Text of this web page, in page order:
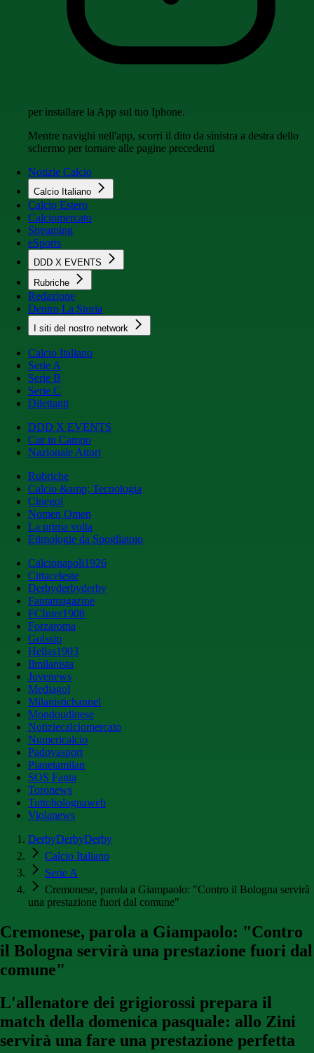
per installare la App sul tuo Iphone.
Mentre navighi nell'app, scorri il dito da sinistra a destra dello
schermo per tornare alle pagine precedenti
Notizie Calcio
Calcio Italiano
Calcio Estero
Calciomercato
Streaming
eSports
DDD X EVENTS
Rubriche
Redazione
Dentro La Storia
I siti del nostro network
Calcio Italiano
Serie A
Serie B
Serie C
Dilettanti
DDD X EVENTS
Cur in Campo
Nazionale Attori
Rubriche
Calcio &amp; Tecnologia
Cinegol
Nomen Omen
La prima volta
Etimologie da Spogliatoio
Calcionapoli1926
Cittaceleste
Derbyderbyderby
Fantamagazine
FCInter1908
Forzaroma
Golssip
Hellas1903
Ilmilanista
Juvenews
Mediagol
Milanistichannel
Mondoudinese
Notiziecalciomercato
Numericalcio
Padovasport
Pianetamilan
SOS Fanta
Toronews
Tuttobolognaweb
Violanews
DerbyDerbyDerby
Calcio Italiano
Serie A
Cremonese, parola a Giampaolo: "Contro il Bologna servirà
una prestazione fuori dal comune"
Cremonese, parola a Giampaolo: "Contro
il Bologna servirà una prestazione fuori dal
comune"
L'allenatore dei grigiorossi prepara il
match della domenica pasquale: allo Zini
servirà una fare una prestazione perfetta